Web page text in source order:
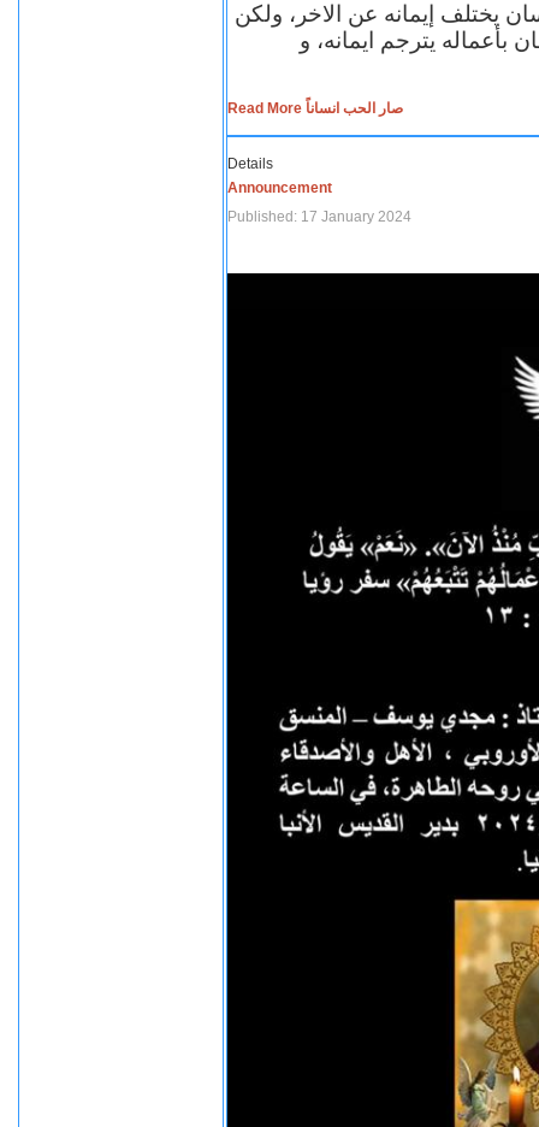
يختلف إيمانه عن الاخر، ولكن
بأعماله يترجم ايمانه، و
Read More صار الحب انساناً
Details
Announcement
Published: 17 January 2024